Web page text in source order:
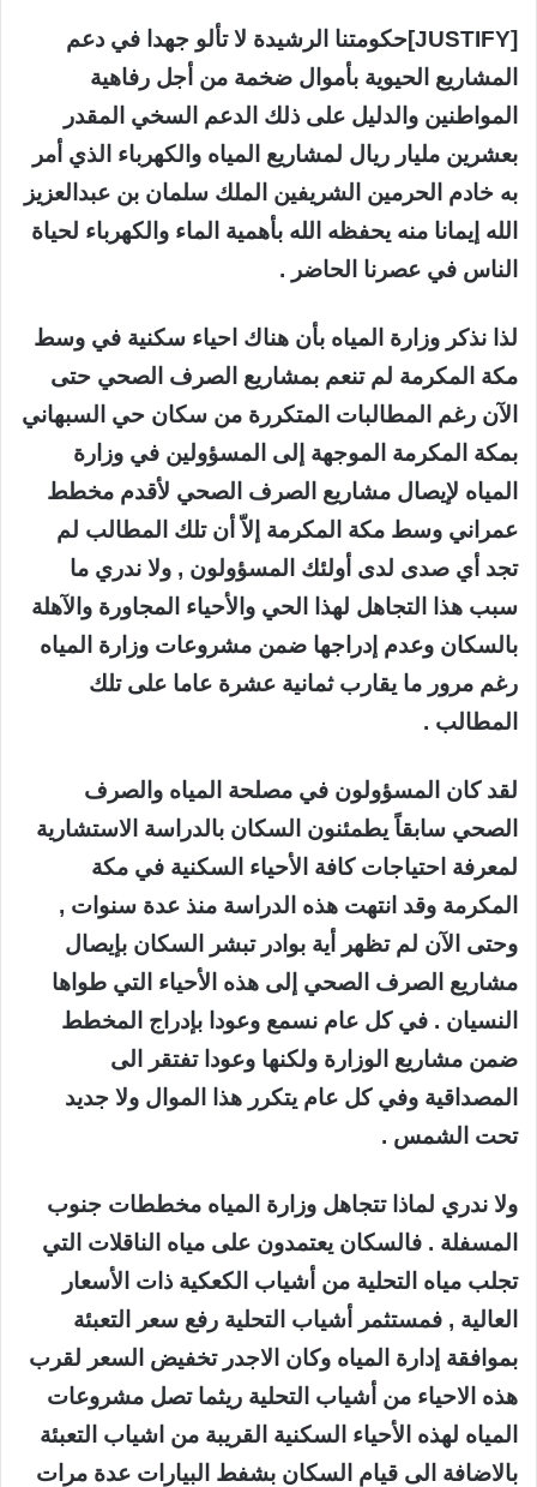
[JUSTIFY]حكومتنا الرشيدة لا تألو جهدا في دعم
المشاريع الحيوية بأموال ضخمة من أجل رفاهية
المواطنين والدليل على ذلك الدعم السخي المقدر
بعشرين مليار ريال لمشاريع المياه والكهرباء الذي أمر
به خادم الحرمين الشريفين الملك سلمان بن عبدالعزيز
الله إيمانا منه يحفظه الله بأهمية الماء والكهرباء لحياة
الناس في عصرنا الحاضر .
لذا نذكر وزارة المياه بأن هناك احياء سكنية في وسط
مكة المكرمة لم تنعم بمشاريع الصرف الصحي حتى
الآن رغم المطالبات المتكررة من سكان حي السبهاني
بمكة المكرمة الموجهة إلى المسؤولين في وزارة
المياه لإيصال مشاريع الصرف الصحي لأقدم مخطط
عمراني وسط مكة المكرمة إلاّ أن تلك المطالب لم
تجد أي صدى لدى أولئك المسؤولون , ولا ندري ما
سبب هذا التجاهل لهذا الحي والأحياء المجاورة والآهلة
بالسكان وعدم إدراجها ضمن مشروعات وزارة المياه
رغم مرور ما يقارب ثمانية عشرة عاما على تلك
المطالب .
لقد كان المسؤولون في مصلحة المياه والصرف
الصحي سابقاً يطمئنون السكان بالدراسة الاستشارية
لمعرفة احتياجات كافة الأحياء السكنية في مكة
المكرمة وقد انتهت هذه الدراسة منذ عدة سنوات ,
وحتى الآن لم تظهر أية بوادر تبشر السكان بإيصال
مشاريع الصرف الصحي إلى هذه الأحياء التي طواها
النسيان . في كل عام نسمع وعودا بإدراج المخطط
ضمن مشاريع الوزارة ولكنها وعودا تفتقر الى
المصداقية وفي كل عام يتكرر هذا الموال ولا جديد
تحت الشمس .
ولا ندري لماذا تتجاهل وزارة المياه مخططات جنوب
المسفلة . فالسكان يعتمدون على مياه الناقلات التي
تجلب مياه التحلية من أشياب الكعكية ذات الأسعار
العالية , فمستثمر أشياب التحلية رفع سعر التعبئة
بموافقة إدارة المياه وكان الاجدر تخفيض السعر لقرب
هذه الاحياء من أشياب التحلية ريثما تصل مشروعات
المياه لهذه الأحياء السكنية القريبة من اشياب التعبئة
بالاضافة الى قيام السكان بشفط البيارات عدة مرات